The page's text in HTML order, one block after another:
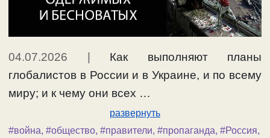
04.07.2026 | Как выполняют планы
глобалистов в России и в Украине, и по всему
миру; и к чему они всех …
развернуть
#война, #общество, #правители, #пропаганда, #Россия,